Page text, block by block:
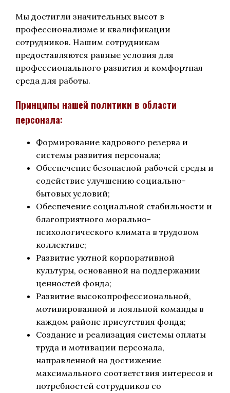
Мы достигли значительных высот в
профессионализме и квалификации
сотрудников. Нашим сотрудникам
предоставляются равные условия для
профессионального развития и комфортная
среда для работы.
Принципы нашей политики в области
персонала:
Формирование кадрового резерва и
системы развития персонала;
Обеспечение безопасной рабочей среды и
содействие улучшению социально-
бытовых условий;
Обеспечение социальной стабильности и
благоприятного морально-
психологического климата в трудовом
коллективе;
Развитие уютной корпоративной
культуры, основанной на поддержании
ценностей фонда;
Развитие высокопрофессиональной,
мотивированной и лояльной команды в
каждом районе присутствия фонда;
Создание и реализация системы оплаты
труда и мотивации персонала,
направленной на достижение
максимального соответствия интересов и
потребностей сотрудников со